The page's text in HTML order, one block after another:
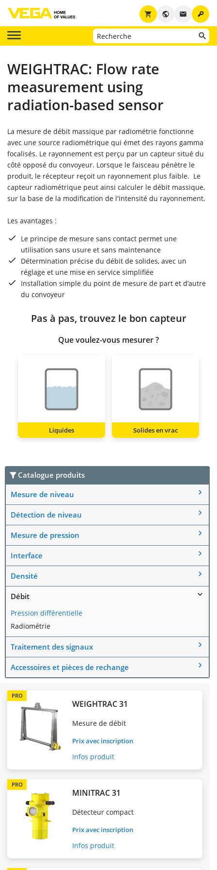
key
email
public
shopping_cart
WEIGHTRAC: Flow rate
measurement using
radiation-based sensor
La mesure de débit massique par radiométrie fonctionne
avec une source radiométrique qui émet des rayons gamma
focalisés. Le rayonnement est perçu par un capteur situé du
côté opposé du convoyeur. Lorsque le faisceau pénètre le
produit, le récepteur reçoit un rayonnement plus faible. Le
capteur radiométrique peut ainsi calculer le débit massique,
sur la base de la modification de l'intensité du rayonnement.
Les avantages :
Le principe de mesure sans contact permet une
utilisation sans usure et sans maintenance
Détermination précise du débit de solides, avec un
réglage et une mise en service simplifiée
Installation simple du point de mesure de part et d’autre
du convoyeur
Pas à pas, trouvez le bon capteur
Que voulez-vous mesurer ?
Liquides Solides en vrac
Catalogue produits
Mesure de niveau
Détection de niveau
Mesure de pression
Interface
Densité
Débit
Pression différentielle
Radiométrie
Traitement des signaux
Accessoires et pièces de rechange
PRO
WEIGHTRAC 31
Mesure de débit
Prix avec inscription
Infos produit
PRO
MINITRAC 31
Détecteur compact
Prix avec inscription
Infos produit